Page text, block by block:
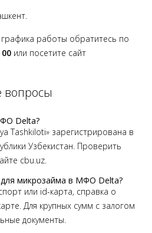
работы обратитесь по
или посетите сайт
вопросы
Delta?
Tashkiloti» зарегистрирована в
Узбекистан. Проверить
cbu.uz.
микрозайма в МФО Delta?
или id-карта, справка о
Для крупных сумм с залогом
документы.